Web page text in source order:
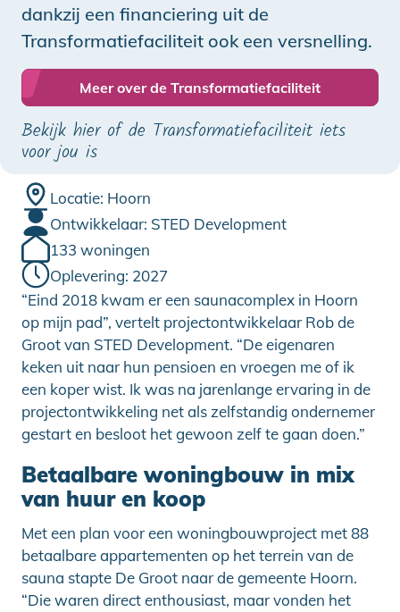
dankzij een financiering uit de
Transformatiefaciliteit ook een versnelling.
Meer over de Transformatiefaciliteit
Bekijk hier of de Transformatiefaciliteit iets
voor jou is
Locatie: Hoorn
Ontwikkelaar: STED Development
133 woningen
Oplevering: 2027
“Eind 2018 kwam er een saunacomplex in Hoorn
op mijn pad”, vertelt projectontwikkelaar Rob de
Groot van STED Development. “De eigenaren
keken uit naar hun pensioen en vroegen me of ik
een koper wist. Ik was na jarenlange ervaring in de
projectontwikkeling net als zelfstandig ondernemer
gestart en besloot het gewoon zelf te gaan doen.”
Betaalbare woningbouw in mix
van huur en koop
Met een plan voor een woningbouwproject met 88
betaalbare appartementen op het terrein van de
sauna stapte De Groot naar de gemeente Hoorn.
“Die waren direct enthousiast, maar vonden het